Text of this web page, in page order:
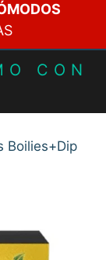
CON
Boilies+Dip